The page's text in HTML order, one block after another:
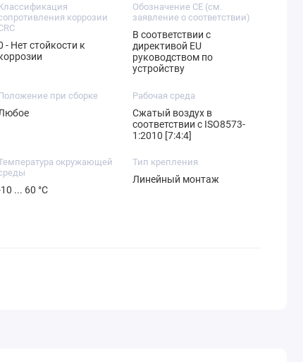
коррозии
- Нет стойкости к
Обозначение CE (см.
заявление о соответствии)
В соответствии с
директивой EU
руководством по
устройству
при сборке Рабочая среда
Сжатый воздух в
соответствии с ISO8573-
1:2010 [7:4:4]
окружающей
... 60 °C
Тип крепления
Линейный монтаж